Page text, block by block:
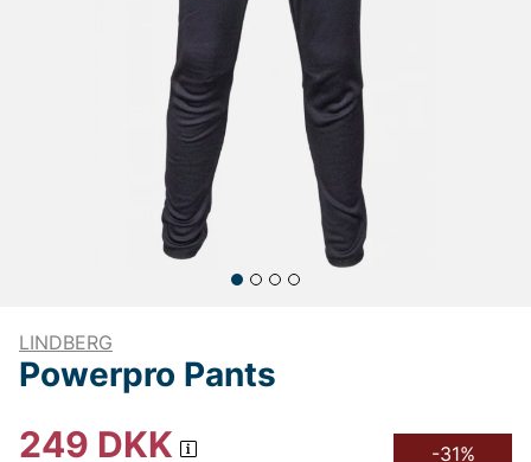
LINDBERG
Powerpro Pants
249 DKK -31%